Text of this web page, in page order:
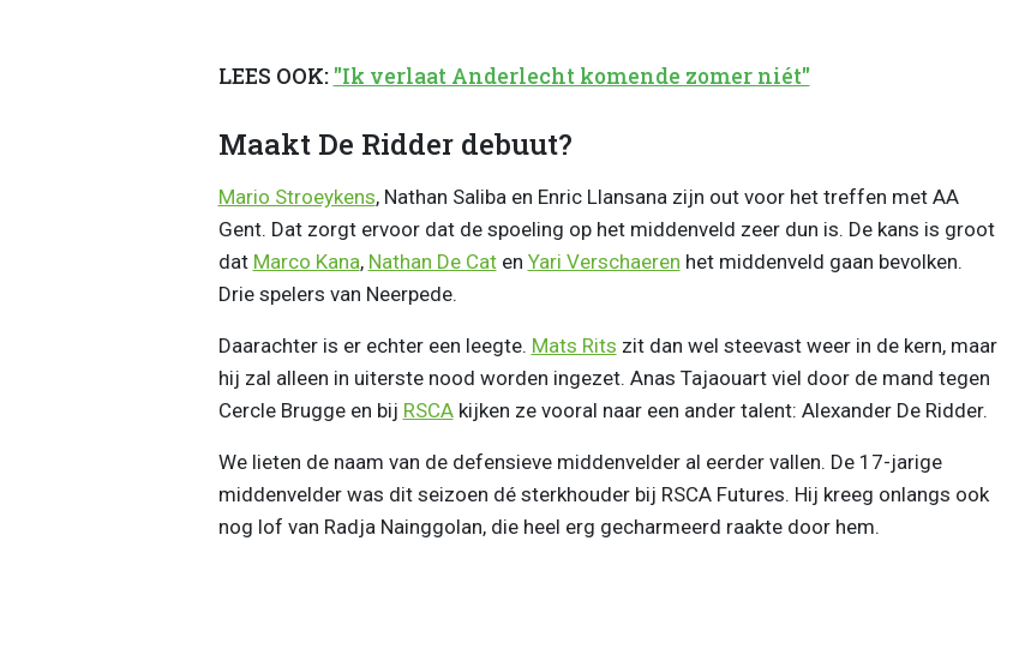
LEES OOK: "Ik verlaat Anderlecht komende zomer niét"
Maakt De Ridder debuut?
Mario Stroeykens, Nathan Saliba en Enric Llansana zijn out voor het treffen met AA
Gent. Dat zorgt ervoor dat de spoeling op het middenveld zeer dun is. De kans is groot
dat Marco Kana, Nathan De Caten Yari Verschaeren het middenveld gaan bevolken.
Drie spelers van Neerpede.
Daarachter is er echter een leegte. Mats Rits zit dan wel steevast weer in de kern, maar
hij zal alleen in uiterste nood worden ingezet. Anas Tajaouart viel door de mand tegen
Cercle Brugge en bij RSCAkijken ze vooral naar een ander talent: Alexander De Ridder.
We lieten de naam van de defensieve middenvelder al eerder vallen. De 17-jarige
middenvelder was dit seizoen dé sterkhouder bij RSCA Futures. Hij kreeg onlangs ook
nog lof van Radja Nainggolan, die heel erg gecharmeerd raakte door hem.